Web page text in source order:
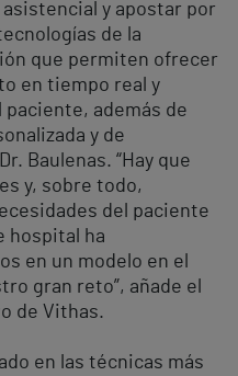
y apostar por
de la
que permiten ofrecer
en tiempo real y
paciente, además de
y de
Baulenas. “Hay que
y, sobre todo,
del paciente
hospital ha
en un modelo en el
gran reto”, añade el
de Vithas.
en las técnicas más